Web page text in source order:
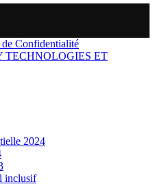
Confidentialité
TECHNOLOGIES ET
2024
inclusif